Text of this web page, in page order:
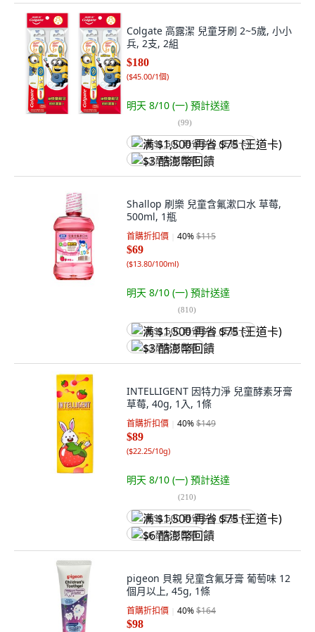
Colgate 高露潔 兒童牙刷 2~5歲, 小小
兵, 2支, 2組
$180
($45.00/1個)
明天 8/10 (一) 預計送達
(99)
满 $1,500 再省 $75 (王道卡)
$3 酷澎幣回饋
Shallop 刷樂 兒童含氟漱口水 草莓,
500ml, 1瓶
首購折扣價 40%$115
$69
($13.80/100ml)
明天 8/10 (一) 預計送達
(810)
满 $1,500 再省 $75 (王道卡)
$3 酷澎幣回饋
INTELLIGENT 因特力淨 兒童酵素牙膏
草莓, 40g, 1入, 1條
首購折扣價 40%$149
$89
($22.25/10g)
明天 8/10 (一) 預計送達
(210)
满 $1,500 再省 $75 (王道卡)
$6 酷澎幣回饋
pigeon 貝親 兒童含氟牙膏 葡萄味 12
個月以上, 45g, 1條
首購折扣價 40%$164
$98